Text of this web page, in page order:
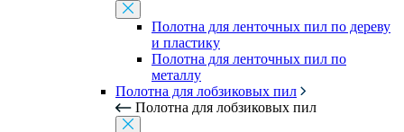
Полотна для ленточных пил по дереву
и пластику
Полотна для ленточных пил по
металлу
Полотна для лобзиковых пил
Полотна для лобзиковых пил